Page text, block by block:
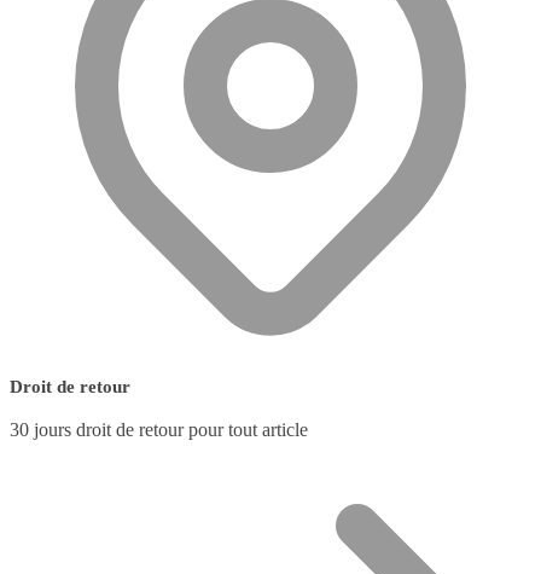
Droit de retour
30 jours droit de retour pour tout article